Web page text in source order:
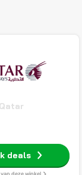
deals
deze winkel